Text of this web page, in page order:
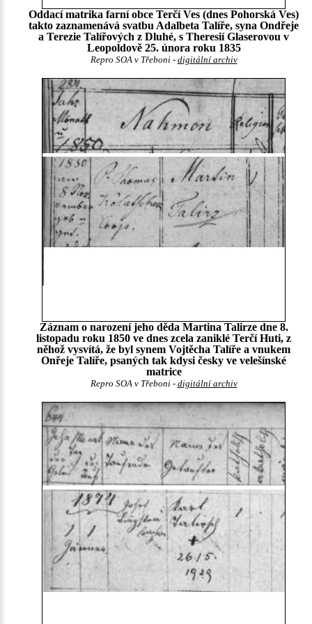
Oddací matrika farní obce Terčí Ves (dnes Pohorská Ves)
takto zaznamenává svatbu Adalbeta Talíře, syna Ondřeje
a Terezie Talířových z Dluhé, s Theresií Glaserovou v
Leopoldově 25. února roku 1835
Repro SOA v Třeboni - digitální archiv
Záznam o narození jeho děda Martina Talirze dne 8.
listopadu roku 1850 ve dnes zcela zaniklé Terčí Huti, z
něhož vysvítá, že byl synem Vojtěcha Talíře a vnukem
Onřeje Talíře, psaných tak kdysi česky ve velešínské
matrice
Repro SOA v Třeboni - digitální archiv